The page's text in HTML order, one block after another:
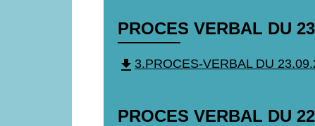
PROCES VERBAL DU
file_download 3.PROCES-VERBAL DU
PROCES VERBAL DU